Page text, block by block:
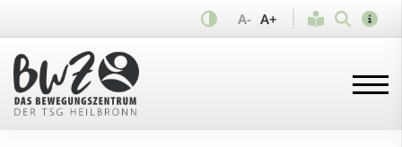
A- A+